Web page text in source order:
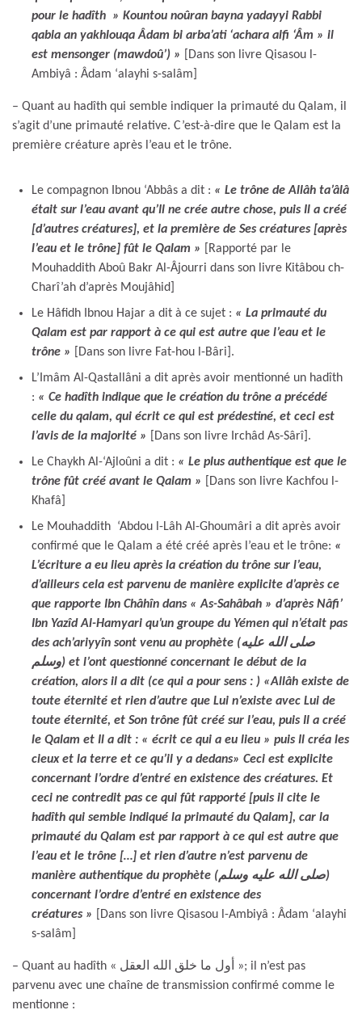
pour le hadîth » Kountou noûran bayna yadayyi Rabbi
qabla an yakhlouqa Âdam bi arba’ati ‘achara alfi ‘Âm » il
est mensonger (mawdoû’) »
[Dans son livre Qisasou l-
Ambiyâ : Âdam ‘alayhi s-salâm]
– Quant au hadîth qui semble indiquer la primauté du Qalam, il
s’agit d’une primauté relative. C’est-à-dire que le Qalam est la
première créature après l’eau et le trône.
Le compagnon Ibnou ‘Abbâs a dit : « Le trône de Allâh ta’âlâ
était sur l’eau avant qu’Il ne crée autre chose, puis Il a créé
[d’autres créatures], et la première de Ses créatures [après
l’eau et le trône] fût le Qalam »
[Rapporté par le
Mouhaddith Aboû Bakr Al-Âjourri dans son livre Kitâbou ch-
Charî’ah d’après Moujâhid]
Le Hâfidh Ibnou Hajar a dit à ce sujet : « La primauté du
Qalam est par rapport à ce qui est autre que l’eau et le
trône »
[Dans son livre Fat-hou l-Bâri].
L’Imâm Al-Qastallâni a dit après avoir mentionné un hadîth
: « Ce hadîth indique que le création du trône a précédé
celle du qalam, qui écrit ce qui est prédestiné, et ceci est
l’avis de la majorité »
[Dans son livre Irchâd As-Sârî].
Le Chaykh Al-‘Ajloûni a dit : « Le plus authentique est que le
trône fût créé avant le Qalam »
[Dans son livre Kachfou l-
Khafâ]
Le Mouhaddith ‘Abdou l-Lâh Al-Ghoumâri a dit après avoir
confirmé que le Qalam a été créé après l’eau et le trône: «
L’écriture a eu lieu après la création du trône sur l’eau,
d’ailleurs cela est parvenu de manière explicite d’après ce
que rapporte Ibn Châhîn dans « As-Sahâbah » d’après Nâfi’
Ibn Yazîd Al-Hamyari qu’un groupe du Yémen qui n’était pas
des ach’ariyyîn sont venu au prophète (صلى الله عليه
وسلم) et l’ont questionné concernant le début de la
création, alors il a dit (ce qui a pour sens : ) «Allâh existe de
toute éternité et rien d’autre que Lui n’existe avec Lui de
toute éternité, et Son trône fût créé sur l’eau, puis Il a créé
le Qalam et Il a dit : « écrit ce qui a eu lieu » puis Il créa les
cieux et la terre et ce qu’il y a dedans» Ceci est explicite
concernant l’ordre d’entré en existence des créatures. Et
ceci ne contredit pas ce qui fût rapporté [puis il cite le
hadîth qui semble indiqué la primauté du Qalam], car la
primauté du Qalam est par rapport à ce qui est autre que
l’eau et le trône […] et rien d’autre n’est parvenu de
manière authentique du prophète (صلى الله عليه وسلم)
concernant l’ordre d’entré en existence des
créatures »
[Dans son livre Qisasou l-Ambiyâ : Âdam ‘alayhi
s-salâm]
– Quant au hadîth « أول ما خلق الله العقل »; il n’est pas
parvenu avec une chaîne de transmission confirmé comme le
mentionne :